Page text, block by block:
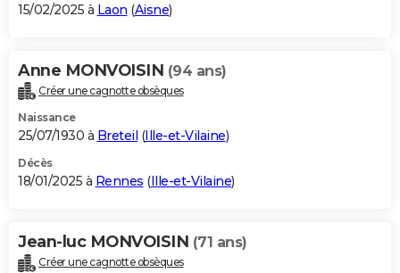
15/02/2025 à Laon (Aisne)
Anne MONVOISIN (94 ans)
Créer une cagnotte obsèques
Naissance
25/07/1930 à Breteil (Ille-et-Vilaine)
Décès
18/01/2025 à Rennes (Ille-et-Vilaine)
Jean-luc MONVOISIN (71 ans)
Créer une cagnotte obsèques